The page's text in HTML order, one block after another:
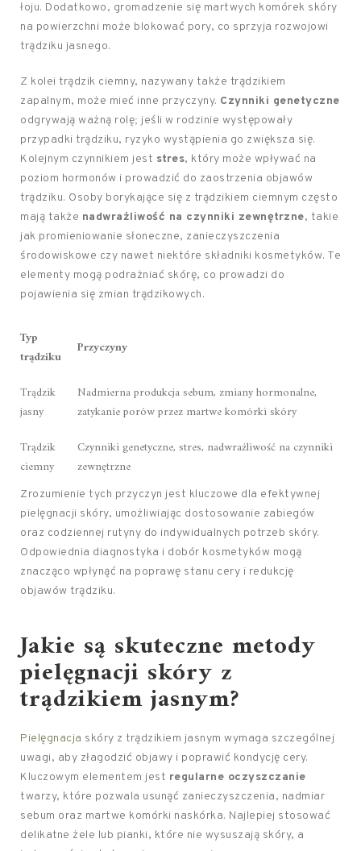
łoju. Dodatkowo, gromadzenie się martwych komórek skóry
na powierzchni może blokować pory, co sprzyja rozwojowi
trądziku jasnego.
Z kolei trądzik ciemny, nazywany także trądzikiem
zapalnym, może mieć inne przyczyny. Czynniki genetyczne
odgrywają ważną rolę; jeśli w rodzinie występowały
przypadki trądziku, ryzyko wystąpienia go zwiększa się.
Kolejnym czynnikiem jest stres, który może wpływać na
poziom hormonów i prowadzić do zaostrzenia objawów
trądziku. Osoby borykające się z trądzikiem ciemnym często
mają także nadwrażliwość na czynniki zewnętrzne, takie
jak promieniowanie słoneczne, zanieczyszczenia
środowiskowe czy nawet niektóre składniki kosmetyków. Te
elementy mogą podrażniać skórę, co prowadzi do
pojawienia się zmian trądzikowych.
Typ
trądziku
Przyczyny
Trądzik
jasny
Nadmierna produkcja sebum, zmiany hormonalne,
zatykanie porów przez martwe komórki skóry
Trądzik
ciemny
Czynniki genetyczne, stres, nadwrażliwość na czynniki
zewnętrzne
Zrozumienie tych przyczyn jest kluczowe dla efektywnej
pielęgnacji skóry, umożliwiając dostosowanie zabiegów
oraz codziennej rutyny do indywidualnych potrzeb skóry.
Odpowiednia diagnostyka i dobór kosmetyków mogą
znacząco wpłynąć na poprawę stanu cery i redukcję
objawów trądziku.
Jakie są skuteczne metody
pielęgnacji skóry z
trądzikiem jasnym?
Pielęgnacja skóry z trądzikiem jasnym wymaga szczególnej
uwagi, aby złagodzić objawy i poprawić kondycję cery.
Kluczowym elementem jest regularne oczyszczanie
twarzy, które pozwala usunąć zanieczyszczenia, nadmiar
sebum oraz martwe komórki naskórka. Najlepiej stosować
delikatne żele lub pianki, które nie wysuszają skóry, a